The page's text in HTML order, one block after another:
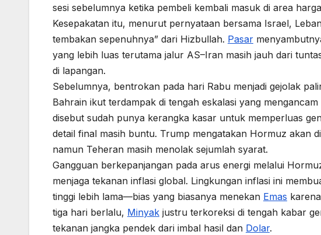
sesi sebelumnya ketika pembeli kembali masuk di area
Kesepakatan itu, menurut pernyataan bersama Israel,
tembakan sepenuhnya” dari Hizbullah. Pasar
yang lebih luas terutama jalur AS–Iran masih jauh dari
di lapangan.
Sebelumnya, bentrokan pada hari Rabu menjadi gejolak
Bahrain ikut terdampak di tengah eskalasi yang
disebut sudah punya kerangka kasar untuk memperluas
detail final masih buntu. Trump mengatakan Hormuz akan
namun Teheran masih menolak sejumlah syarat.
Gangguan berkepanjangan pada arus energi melalui
menjaga tekanan inflasi global. Lingkungan inflasi ini
tinggi lebih lama—bias yang biasanya menekan Emas
tiga hari berlalu, Minyak justru terkoreksi di tengah kabar
tekanan jangka pendek dari imbal hasil dan Dolar.